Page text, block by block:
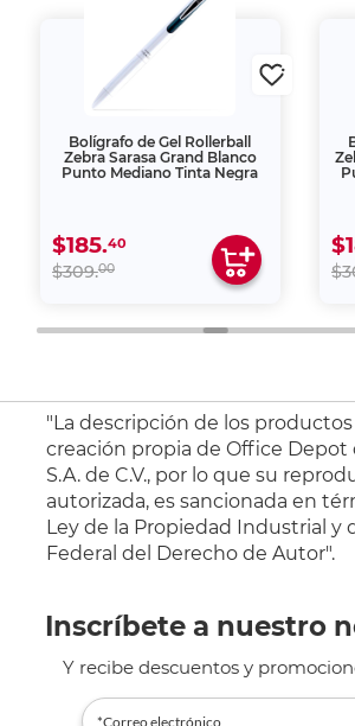
Bolígrafo de Gel Rollerball
Zebra Sarasa Grand Blanco
Punto Mediano Tinta Negra
$185.40
$309.00
"La descripción de los
creación propia de Office Depot
S.A. de C.V., por lo que su
autorizada, es sancionada en
Ley de la Propiedad Industrial y
Federal del Derecho de Autor".
Inscríbete a nuestro
Y recibe descuentos y